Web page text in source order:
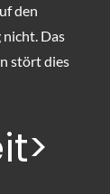
den
Das
stört dies